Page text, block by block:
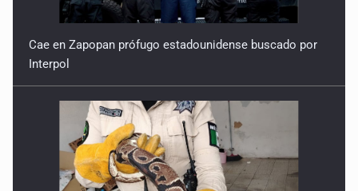
Cae en Zapopan prófugo estadounidense buscado por
Interpol